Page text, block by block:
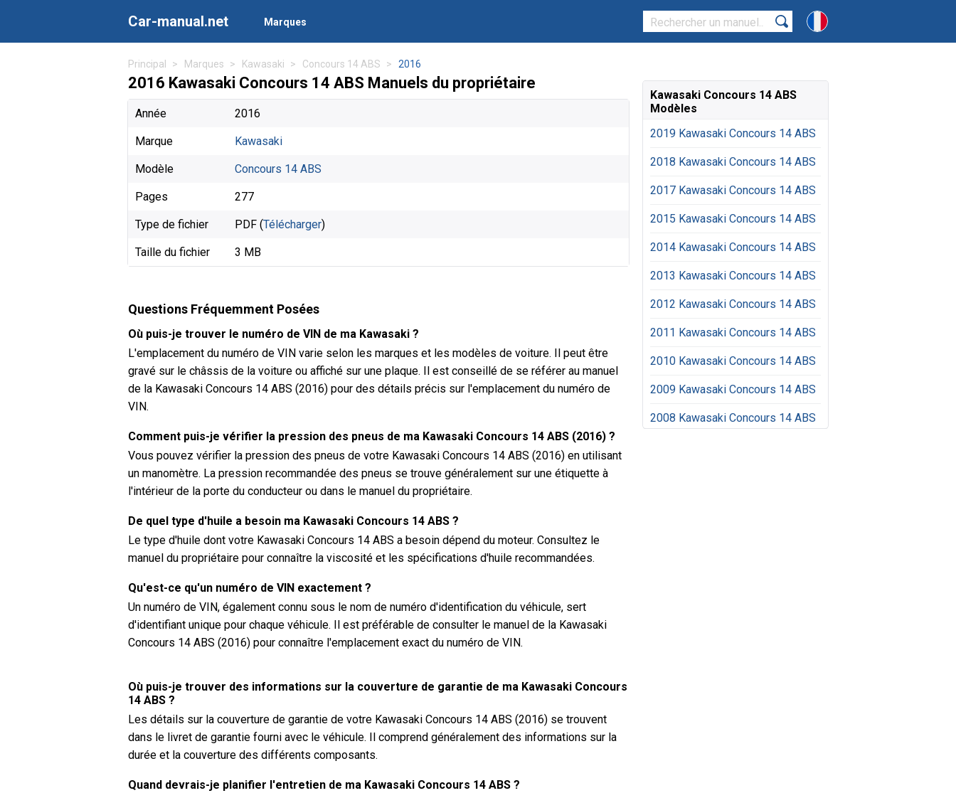
Car-manual.net Marques
Principal Marques Kawasaki Concours 14 ABS 2016
2016 Kawasaki Concours 14 ABS Manuels du propriétaire
Année 2016
Marque Kawasaki
Modèle Concours 14 ABS
Pages 277
Type de fichier PDF (Télécharger)
Taille du fichier 3 MB
Questions Fréquemment Posées
Où puis-je trouver le numéro de VIN de ma Kawasaki ?
L'emplacement du numéro de VIN varie selon les marques et les modèles de voiture. Il peut être
gravé sur le châssis de la voiture ou affiché sur une plaque. Il est conseillé de se référer au manuel
de la Kawasaki Concours 14 ABS (2016) pour des détails précis sur l'emplacement du numéro de
VIN.
Comment puis-je vérifier la pression des pneus de ma Kawasaki Concours 14 ABS (2016) ?
Vous pouvez vérifier la pression des pneus de votre Kawasaki Concours 14 ABS (2016) en utilisant
un manomètre. La pression recommandée des pneus se trouve généralement sur une étiquette à
l'intérieur de la porte du conducteur ou dans le manuel du propriétaire.
De quel type d'huile a besoin ma Kawasaki Concours 14 ABS ?
Le type d'huile dont votre Kawasaki Concours 14 ABS a besoin dépend du moteur. Consultez le
manuel du propriétaire pour connaître la viscosité et les spécifications d'huile recommandées.
Qu'est-ce qu'un numéro de VIN exactement ?
Un numéro de VIN, également connu sous le nom de numéro d'identification du véhicule, sert
d'identifiant unique pour chaque véhicule. Il est préférable de consulter le manuel de la Kawasaki
Concours 14 ABS (2016) pour connaître l'emplacement exact du numéro de VIN.
Où puis-je trouver des informations sur la couverture de garantie de ma Kawasaki Concours
14 ABS ?
Les détails sur la couverture de garantie de votre Kawasaki Concours 14 ABS (2016) se trouvent
dans le livret de garantie fourni avec le véhicule. Il comprend généralement des informations sur la
durée et la couverture des différents composants.
Quand devrais-je planifier l'entretien de ma Kawasaki Concours 14 ABS ?
Kawasaki Concours 14 ABS
Modèles
2019 Kawasaki Concours 14 ABS
2018 Kawasaki Concours 14 ABS
2017 Kawasaki Concours 14 ABS
2015 Kawasaki Concours 14 ABS
2014 Kawasaki Concours 14 ABS
2013 Kawasaki Concours 14 ABS
2012 Kawasaki Concours 14 ABS
2011 Kawasaki Concours 14 ABS
2010 Kawasaki Concours 14 ABS
2009 Kawasaki Concours 14 ABS
2008 Kawasaki Concours 14 ABS